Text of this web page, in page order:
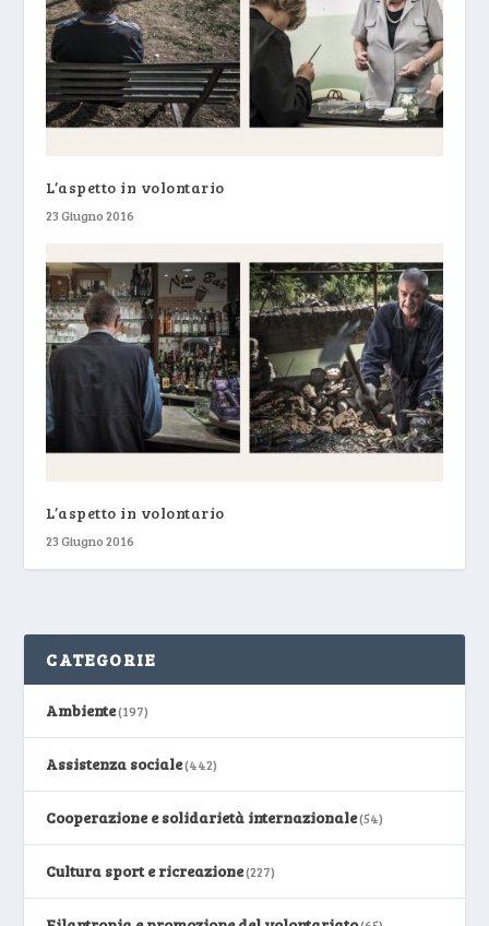
L’aspetto in volontario
23 Giugno 2016
L’aspetto in volontario
23 Giugno 2016
CATEGORIE
Ambiente(197)
Assistenza sociale(442)
Cooperazione e solidarietà internazionale(54)
Cultura sport e ricreazione(227)